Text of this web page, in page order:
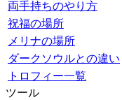
両手持ちのやり方
祝福の場所
メリナの場所
ダークソウルとの違い
トロフィー一覧
ツール